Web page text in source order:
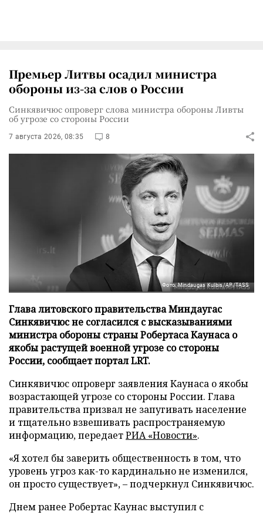
Премьер Литвы осадил министра
обороны из-за слов о России
Синкявичюс опроверг слова министра обороны Ливты
об угрозе со стороны России
7 августа 2026, 08:35 8
Фото: Mindaugas Kulbis/AP/TASS
Глава литовского правительства Миндаугас
Синкявичюс не согласился с высказываниями
министра обороны страны Робертаса Каунаса о
якобы растущей военной угрозе со стороны
России, сообщает портал LRT.
Синкявичюс опроверг заявления Каунаса о якобы
возрастающей угрозе со стороны России. Глава
правительства призвал не запугивать население
и тщательно взвешивать распространяемую
информацию, передаетРИА «Новости».
«Я хотел бы заверить общественность в том, что
уровень угроз как-то кардинально не изменился,
он просто существует», – подчеркнул Синкявичюс.
Днем ранее Робертас Каунас выступил с